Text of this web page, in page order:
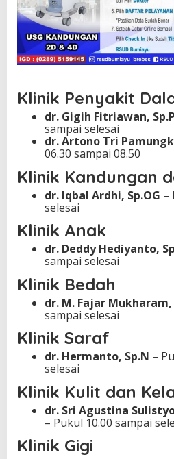
Klinik Penyakit
dr. Gigih Fitriawan,
sampai selesai
dr. Artono Tri
06.30 sampai 08.50
Klinik Kandungan
dr. Iqbal Ardhi, Sp.OG –
selesai
Klinik Anak
dr. Deddy Hediyanto,
sampai selesai
Klinik Bedah
dr. M. Fajar Mukharam,
sampai selesai
Klinik Saraf
dr. Hermanto, Sp.N –
selesai
Klinik Kulit dan
dr. Sri Agustina
– Pukul 10.00 sampai
Klinik Gigi